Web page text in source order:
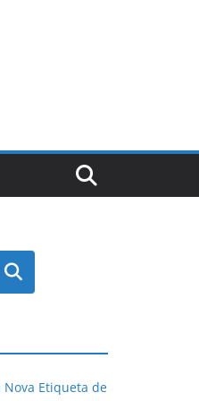
Nova Etiqueta de